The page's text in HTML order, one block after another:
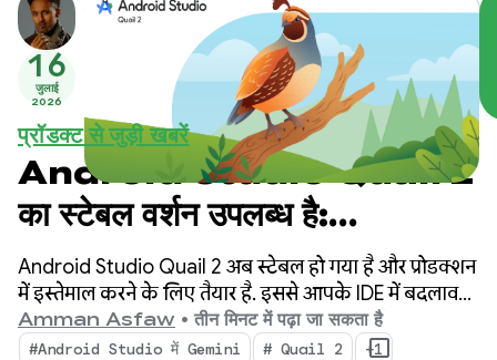
16
जुलाई
2026
प्रॉडक्ट से जुड़ी खबरें
Android Studio Quail 2
का स्टेबल वर्शन उपलब्ध है:
Android Studio के एआई
एजेंट की मदद से एक साथ कई काम करें
Android Studio Quail 2 अब स्टेबल हो गया है और प्रोडक्शन
में इस्तेमाल करने के लिए तैयार है. इससे आपके IDE में बदलाव
होगा. इसमें एक साथ कई एजेंटिक वर्कफ़्लो, नेटिव तौर पर
इंटिग्रेट की गई मेमोरी लीक प्रोफ़ाइलिंग, और कॉन्टेक्स्ट के
Amman Asfaw • तीन मिनट में पढ़ा जा सकता है
#Android Studio में Gemini # Quail 2 +1